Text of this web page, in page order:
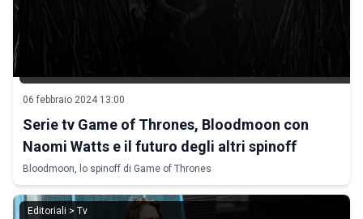
06 febbraio 2024 13:00
Serie tv Game of Thrones, Bloodmoon con
Naomi Watts e il futuro degli altri spinoff
Bloodmoon, lo spinoff di Game of Thrones
Editoriali > Tv